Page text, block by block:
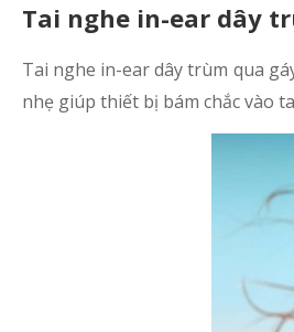
Tai nghe in-ear dây
Tai nghe in-ear dây trùm qua
nhẹ giúp thiết bị bám chắc vào